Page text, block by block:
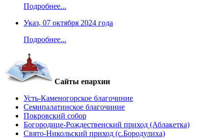
Подробнее...
Указ, 07 октября 2024 года
Подробнее...
Сайты епархии
Усть-Каменогорское благочиние
Семипалатинское благочиние
Покровский собор
Богородице-Рождественский приход (Аблакетка)
Свято-Никольский приход (с.Бородулиха)